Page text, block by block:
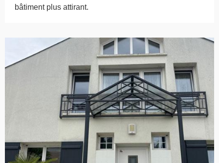
bâtiment plus attirant.